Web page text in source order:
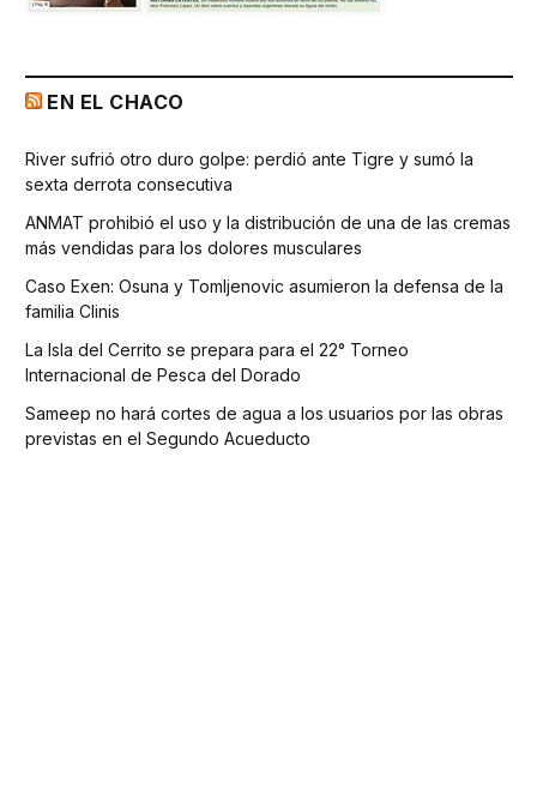
EN EL CHACO
River sufrió otro duro golpe: perdió ante Tigre y sumó la
sexta derrota consecutiva
ANMAT prohibió el uso y la distribución de una de las cremas
más vendidas para los dolores musculares
Caso Exen: Osuna y Tomljenovic asumieron la defensa de la
familia Clinis
La Isla del Cerrito se prepara para el 22° Torneo
Internacional de Pesca del Dorado
Sameep no hará cortes de agua a los usuarios por las obras
previstas en el Segundo Acueducto